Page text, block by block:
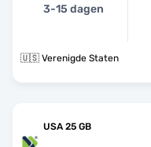
3-15 dagen
🇺🇸 Verenigde Staten
USA 25 GB